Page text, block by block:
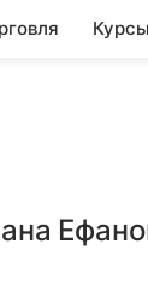
Курсы